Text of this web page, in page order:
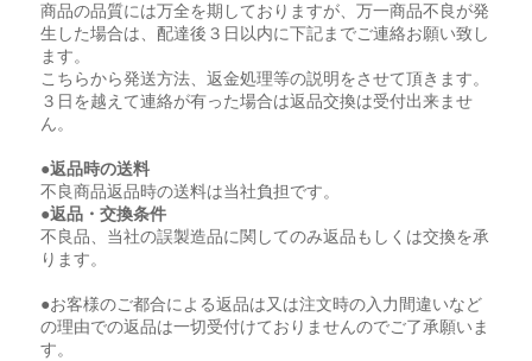
商品の品質には万全を期しておりますが、万一商品不良が発
生した場合は、配達後３日以内に下記までご連絡お願い致し
ます。
こちらから発送方法、返金処理等の説明をさせて頂きます。
３日を越えて連絡が有った場合は返品交換は受付出来ませ
ん。
●返品時の送料
不良商品返品時の送料は当社負担です。
●返品・交換条件
不良品、当社の誤製造品に関してのみ返品もしくは交換を承
ります。
●お客様のご都合による返品は又は注文時の入力間違いなど
の理由での返品は一切受付けておりませんのでご了承願いま
す。